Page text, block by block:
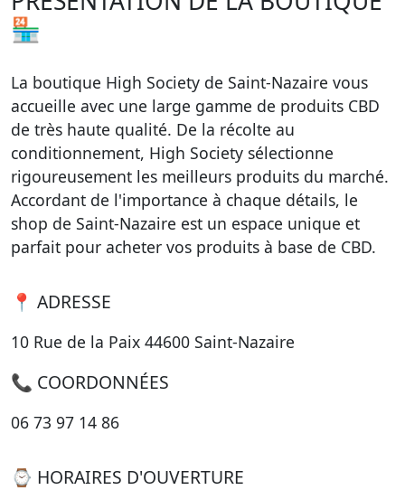
🏪
La boutique High Society de Saint-Nazaire vous
accueille avec une large gamme de produits CBD
de très haute qualité. De la récolte au
conditionnement, High Society sélectionne
rigoureusement les meilleurs produits du marché.
Accordant de l'importance à chaque détails, le
shop de Saint-Nazaire est un espace unique et
parfait pour acheter vos produits à base de CBD.
📍 ADRESSE
10 Rue de la Paix 44600 Saint-Nazaire
📞 COORDONNÉES
06 73 97 14 86
⌚ HORAIRES D'OUVERTURE